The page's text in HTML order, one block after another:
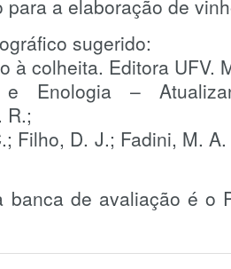
para a elaboração de
sugerido:
à colheita. Editora UFV.
Enologia –
R.;
Filho, D. J.; Fadini, M.
banca de avaliação é o